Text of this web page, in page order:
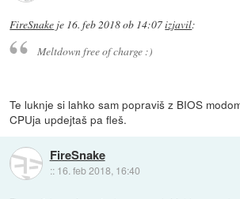
FireSnake je 16. feb 2018 ob 14:07izjavil:
Meltdown free of charge :)
Te luknje si lahko sam popraviš z BIOS
CPUja updejtaš pa fleš.
FireSnake
:: 16. feb 2018, 16:40